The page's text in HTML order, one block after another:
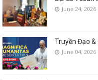
June 24, 2026
Truyền Đạo &
June 04, 2026